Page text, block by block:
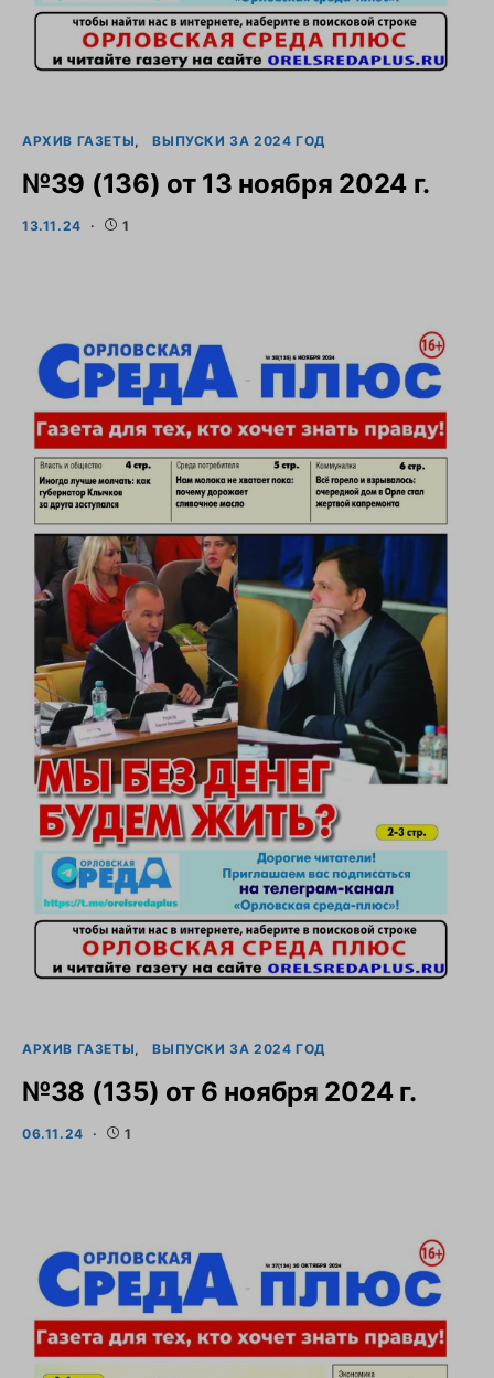
АРХИВ ГАЗЕТЫ ВЫПУСКИ ЗА 2024 ГОД
№39 (136) от 13 ноября 2024 г.
13.11.24 1
АРХИВ ГАЗЕТЫ ВЫПУСКИ ЗА 2024 ГОД
№38 (135) от 6 ноября 2024 г.
06.11.24 1